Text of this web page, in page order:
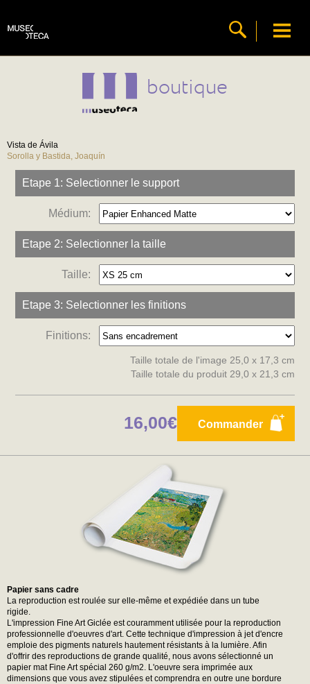
boutique
Vista de Ávila
Sorolla y Bastida, Joaquín
Etape 1: Selectionner le support
Médium:
Etape 2: Selectionner la taille
Taille:
Etape 3: Selectionner les finitions
Finitions:
Taille totale de l'image 25,0 x 17,3 cm
Taille totale du produit 29,0 x 21,3 cm
Commander
16,00€
Papier sans cadre
La reproduction est roulée sur elle-même et expédiée dans un tube
rigide.
L'impression Fine Art Giclée est couramment utilisée pour la reproduction
professionnelle d'oeuvres d'art. Cette technique d'impression à jet d'encre
emploie des pigments naturels hautement résistants à la lumière. Afin
d'offrir des reproductions de grande qualité, nous avons sélectionné un
papier mat Fine Art spécial 260 g/m2. L'oeuvre sera imprimée aux
dimensions que vous avez stipulées et comprendra en outre une bordure